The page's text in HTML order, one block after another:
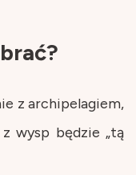
z archipelagiem,
wysp będzie „tą